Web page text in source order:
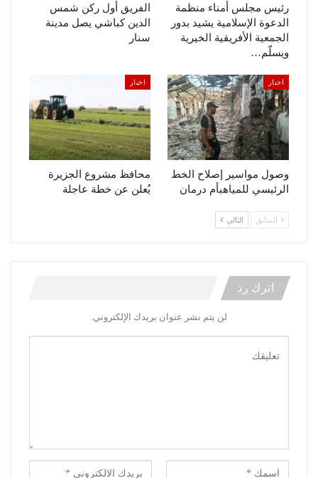
رئيس مجلس أمناء منظمة
الدعوة الإسلامية يشيد بدور
الجمعية الأفريقية الخيرية
ويسلّم…
الفريق أول ركن شمس
الدين كباشي يصل مدينة
سنار
اخبار
وصول مواسير إصلاح الخط
الرئيسي للمياهبأم درمان
اخبار
محافظ مشروع الجزيرة
يُعلن عن خطة عاجلة
السابق التالي
اترك رد
لن يتم نشر عنوان بريدك الإلكتروني.